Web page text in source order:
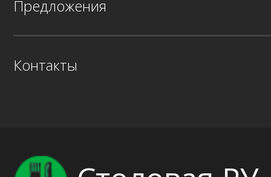
Предложения
Контакты